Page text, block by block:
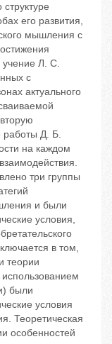
его развития,
мышления с
учение Л. С.
с
актуального
работы Д. Б.
на каждом
три группы
и были
условия,
в том,
теории
были
условия
Теоретическая
особенностей